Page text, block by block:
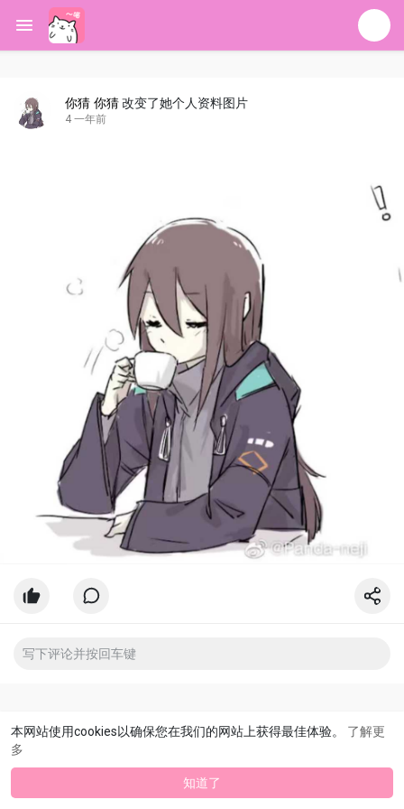
本网站使用cookies以确保您在我们的网站上获得最佳体验。 了解更
多
知道了
你猜 你猜改变了她个人资料图片
4 一年前